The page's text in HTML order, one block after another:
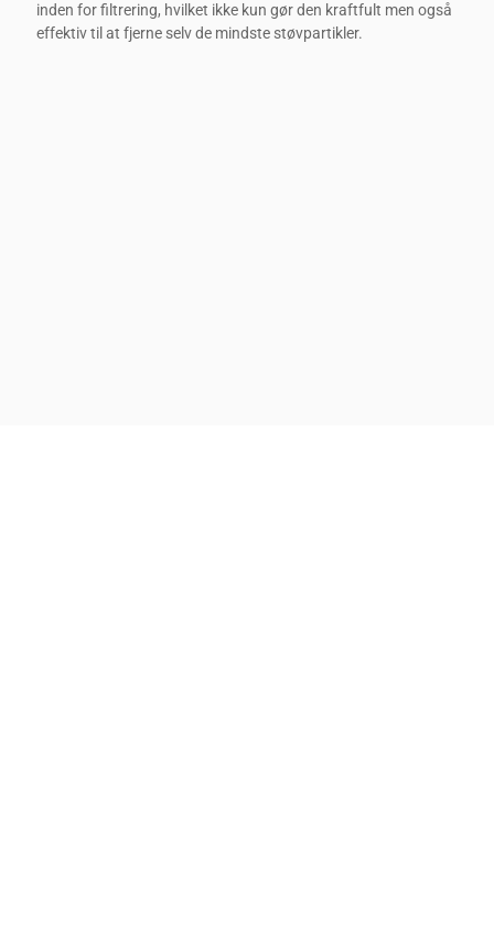
inden for filtrering, hvilket ikke kun gør den kraftfult men også
effektiv til at fjerne selv de mindste støvpartikler.